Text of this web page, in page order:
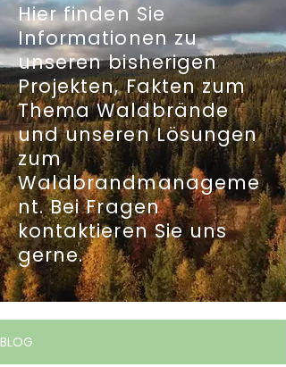
Hier finden Sie
Informationen zu
unseren bisherigen
Projekten, Fakten zum
Thema Waldbrände
und unseren Lösungen
zum
Waldbrandmanageme
nt. Bei Fragen
kontaktieren Sie uns
gerne.
BLOG